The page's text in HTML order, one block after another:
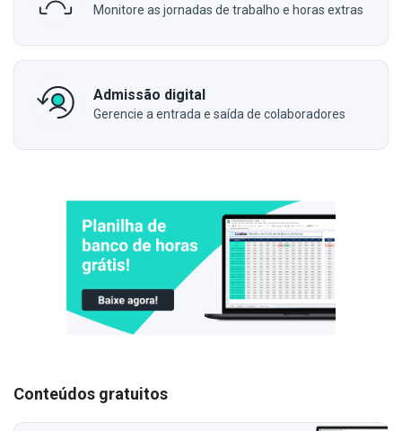
Monitore as jornadas de trabalho e horas extras
Admissão digital
Gerencie a entrada e saída de colaboradores
Conteúdos gratuitos